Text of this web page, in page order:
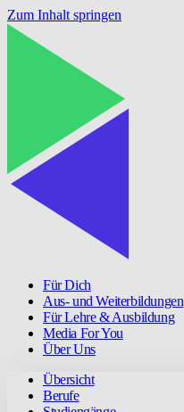
Zum Inhalt springen
Für Dich
Aus- und Weiterbildungen
Für Lehre & Ausbildung
Media For You
Über Uns
Übersicht
Berufe